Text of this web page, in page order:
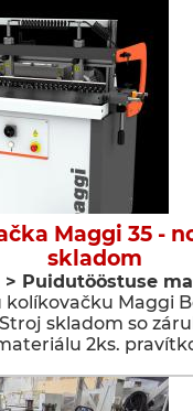
Maggi 35 -
skladom
> Puidutööstuse
Maggi
Stroj skladom so
2ks.